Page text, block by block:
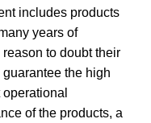
includes products
years of
to doubt their
the high
of the products, a